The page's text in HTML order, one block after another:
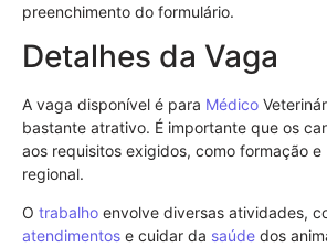
preenchimento do formulário.
Detalhes da Vaga
A vaga disponível é para Médico
bastante atrativo. É importante que os
aos requisitos exigidos, como formação e
regional.
O trabalho envolve diversas atividades,
atendimentos e cuidar da saúde dos